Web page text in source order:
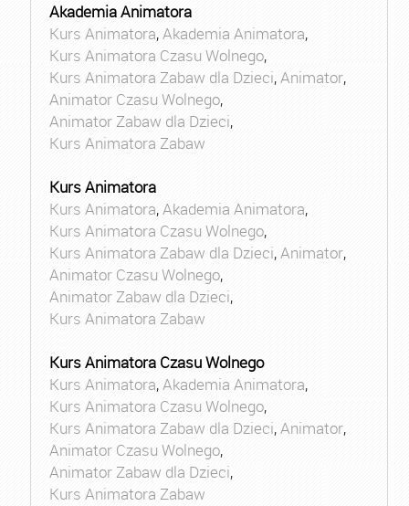
Akademia Animatora
Kurs Animatora,Akademia Animatora,
Kurs Animatora Czasu Wolnego,
Kurs Animatora Zabaw dla Dzieci,Animator,
Animator Czasu Wolnego,
Animator Zabaw dla Dzieci,
Kurs Animatora Zabaw
Kurs Animatora
Kurs Animatora,Akademia Animatora,
Kurs Animatora Czasu Wolnego,
Kurs Animatora Zabaw dla Dzieci,Animator,
Animator Czasu Wolnego,
Animator Zabaw dla Dzieci,
Kurs Animatora Zabaw
Kurs Animatora Czasu Wolnego
Kurs Animatora,Akademia Animatora,
Kurs Animatora Czasu Wolnego,
Kurs Animatora Zabaw dla Dzieci,Animator,
Animator Czasu Wolnego,
Animator Zabaw dla Dzieci,
Kurs Animatora Zabaw